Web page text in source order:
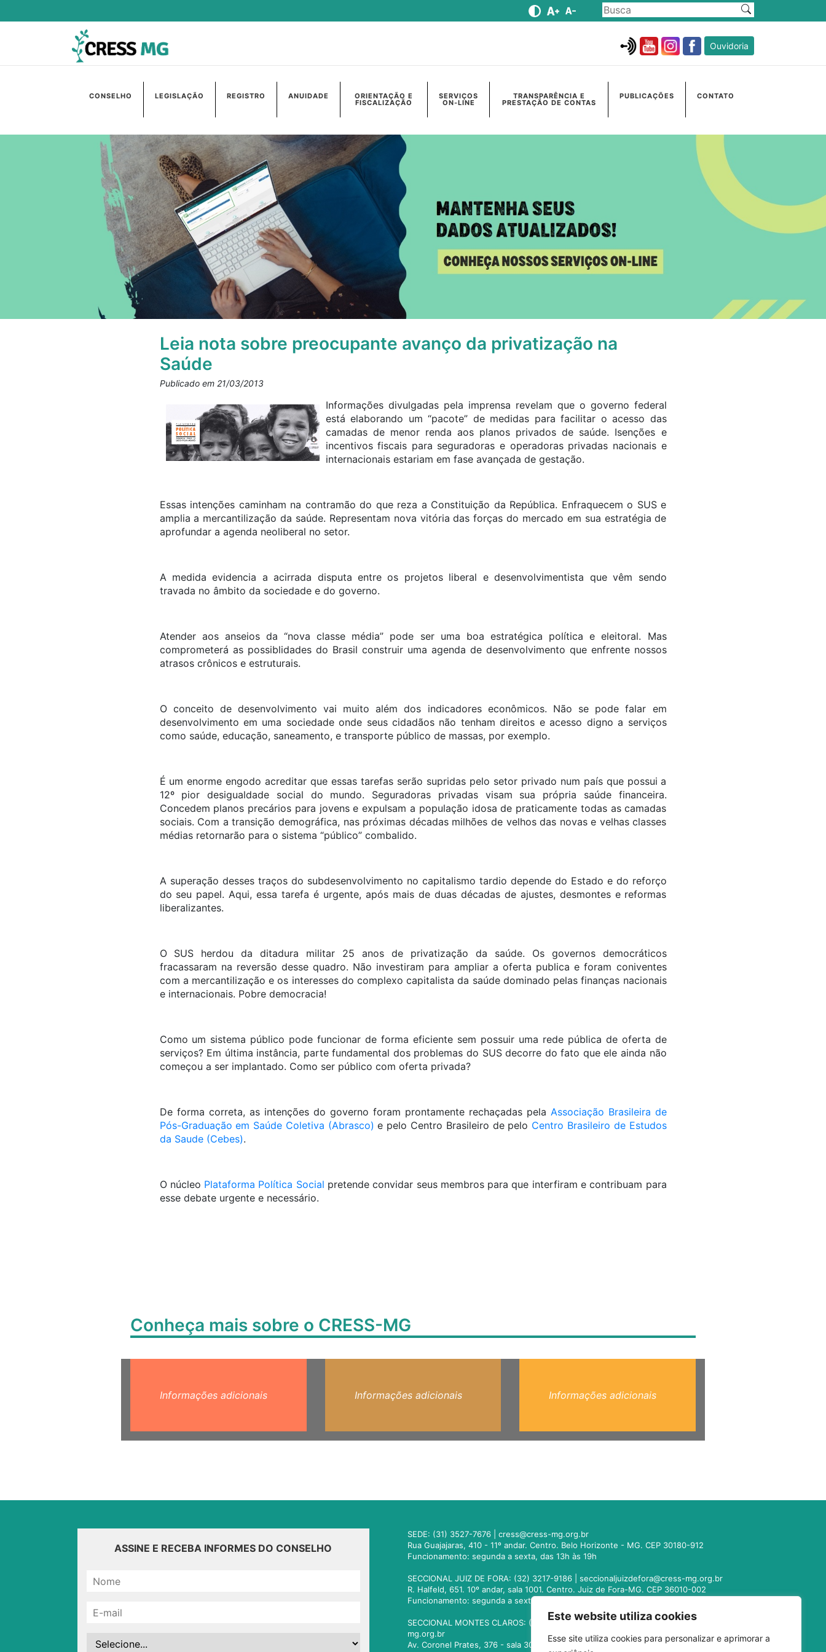
Este website utiliza cookies
Esse site utiliza cookies para personalizar e aprimorar a
Ouvidoria
CONSELHO LEGISLAÇÃO REGISTRO ANUIDADE ORIENTAÇÃO E
FISCALIZAÇÃO
SERVIÇOS
ON-LINE
TRANSPARÊNCIA E
PRESTAÇÃO DE CONTAS
PUBLICAÇÕES CONTATO
Leia nota sobre preocupante avanço da privatização na
Saúde
Publicado em 21/03/2013
Informações divulgadas pela imprensa revelam que o governo federal
está elaborando um “pacote” de medidas para facilitar o acesso das
camadas de menor renda aos planos privados de saúde. Isenções e
incentivos fiscais para seguradoras e operadoras privadas nacionais e
internacionais estariam em fase avançada de gestação.
Essas intenções caminham na contramão do que reza a Constituição da República. Enfraquecem o SUS e
amplia a mercantilização da saúde. Representam nova vitória das forças do mercado em sua estratégia de
aprofundar a agenda neoliberal no setor.
A medida evidencia a acirrada disputa entre os projetos liberal e desenvolvimentista que vêm sendo
travada no âmbito da sociedade e do governo.
Atender aos anseios da “nova classe média” pode ser uma boa estratégica política e eleitoral. Mas
comprometerá as possiblidades do Brasil construir uma agenda de desenvolvimento que enfrente nossos
atrasos crônicos e estruturais.
O conceito de desenvolvimento vai muito além dos indicadores econômicos. Não se pode falar em
desenvolvimento em uma sociedade onde seus cidadãos não tenham direitos e acesso digno a serviços
como saúde, educação, saneamento, e transporte público de massas, por exemplo.
É um enorme engodo acreditar que essas tarefas serão supridas pelo setor privado num país que possui a
12º pior desigualdade social do mundo. Seguradoras privadas visam sua própria saúde financeira.
Concedem planos precários para jovens e expulsam a população idosa de praticamente todas as camadas
sociais. Com a transição demográfica, nas próximas décadas milhões de velhos das novas e velhas classes
médias retornarão para o sistema “público” combalido.
A superação desses traços do subdesenvolvimento no capitalismo tardio depende do Estado e do reforço
do seu papel. Aqui, essa tarefa é urgente, após mais de duas décadas de ajustes, desmontes e reformas
liberalizantes.
O SUS herdou da ditadura militar 25 anos de privatização da saúde. Os governos democráticos
fracassaram na reversão desse quadro. Não investiram para ampliar a oferta publica e foram coniventes
com a mercantilização e os interesses do complexo capitalista da saúde dominado pelas finanças nacionais
e internacionais. Pobre democracia!
Como um sistema público pode funcionar de forma eficiente sem possuir uma rede pública de oferta de
serviços? Em última instância, parte fundamental dos problemas do SUS decorre do fato que ele ainda não
começou a ser implantado. Como ser público com oferta privada?
De forma correta, as intenções do governo foram prontamente rechaçadas pela Associação Brasileira de
Pós-Graduação em Saúde Coletiva (Abrasco) e pelo Centro Brasileiro de pelo Centro Brasileiro de Estudos
da Saude (Cebes).
O núcleo Plataforma Política Social pretende convidar seus membros para que interfiram e contribuam para
esse debate urgente e necessário.
Conheça mais sobre o CRESS-MG
Informações adicionais Informações adicionais Informações adicionais
ASSINE E RECEBA INFORMES DO CONSELHO
SEDE: (31) 3527-7676 |cress@cress-mg.org.br
Rua Guajajaras, 410 - 11º andar. Centro. Belo Horizonte - MG. CEP 30180-912
Funcionamento: segunda a sexta, das 13h às 19h
SECCIONAL JUIZ DE FORA: (32) 3217-9186 |seccionaljuizdefora@cress-mg.org.br
R. Halfeld, 651. 10º andar, sala 1001. Centro. Juiz de Fora-MG. CEP 36010-002
Funcionamento: segunda a sexta, das 13h às 19h
SECCIONAL MONTES CLAROS: (38) 3221-9358 |seccionalmontesclaros@cress-
mg.org.br
Av. Coronel Prates, 376 - sala 301. Centro. Montes Claros - MG. CEP 39400-104